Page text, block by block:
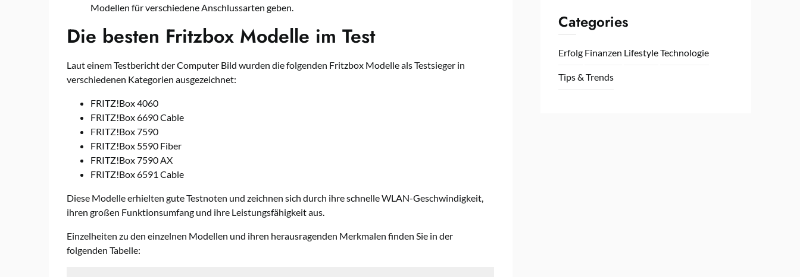
Modellen für verschiedene Anschlussarten geben.
Die besten Fritzbox Modelle im Test
Laut einem Testbericht der Computer Bild wurden die folgenden Fritzbox Modelle als Testsieger in
verschiedenen Kategorien ausgezeichnet:
FRITZ!Box 4060
FRITZ!Box 6690 Cable
FRITZ!Box 7590
FRITZ!Box 5590 Fiber
FRITZ!Box 7590 AX
FRITZ!Box 6591 Cable
Diese Modelle erhielten gute Testnoten und zeichnen sich durch ihre schnelle WLAN-Geschwindigkeit,
ihren großen Funktionsumfang und ihre Leistungsfähigkeit aus.
Einzelheiten zu den einzelnen Modellen und ihren herausragenden Merkmalen finden Sie in der
folgenden Tabelle:
Categories
Erfolg Finanzen LifestyleTechnologie
Tips & Trends